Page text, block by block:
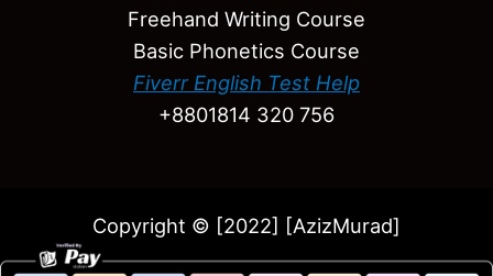
Freehand Writing Course
Basic Phonetics Course
Fiverr English Test Help
+8801814 320 756
Copyright © [2022] [AzizMurad]